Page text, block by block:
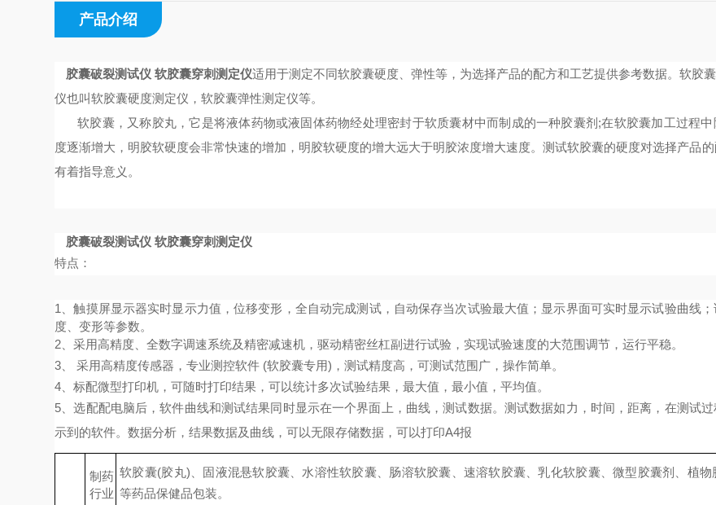
产品介绍
胶囊破裂测试仪 软胶囊穿刺测定仪适用于测定不同软胶囊硬度、弹性等，为选择产品的配方和工艺提供参考数据。软胶
仪也叫软胶囊硬度测定仪，软胶囊弹性测定仪等。
软胶囊，又称胶丸，它是将液体药物或液固体药物经处理密封于软质囊材中而制成的一种胶囊剂 ;在软胶囊加工过程
度逐渐增大，明胶软硬度会非常快速的增加，明胶软硬度的增大远大于明胶浓度增大速度。测试软胶囊的硬度对选择产品
有着指导意义。
胶囊破裂测试仪 软胶囊穿刺测定仪
特点：
1、触摸屏显示器实时显示力值，位移变形， 全自动完成测试， 自动保存当次试验最大值；显示界面可实时显示试验曲线
度、变形等参数。
2、采用高精度、全数字调速系统及精密减速机，驱动精密丝杠副进行试验，实现试验速度的大范围调节，运行平稳。
3、
采用高精度传感器，专业测控软件 (软胶囊专用) ，测试精度高，可测试范围广，操作简单。
4、标配微型打印机，可随时打印结果，可以统计多次试验结果，最大值，最小值，平均值。
5、选配配电脑后，软件曲线和测试结果同时显示在一个界面上，曲线，测试数据。测试数据如力，时间，距离，在测试过
示到的软件。数据分析，结果数据及曲线，可以无限存储数据，可以打印A4报
制药
行业
软胶囊(胶丸)、固液混悬软胶囊、水溶性软胶囊 、肠溶软胶囊、速溶软胶囊、乳化软胶囊、微型胶囊剂、植物
等药品保健品包装。